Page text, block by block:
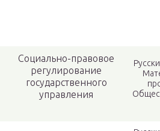
Социально-правовое
регулирование
государственного
управления